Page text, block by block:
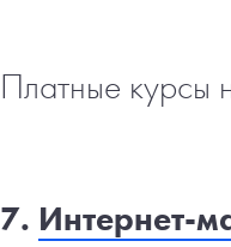
Платные курсы
7. Интернет-